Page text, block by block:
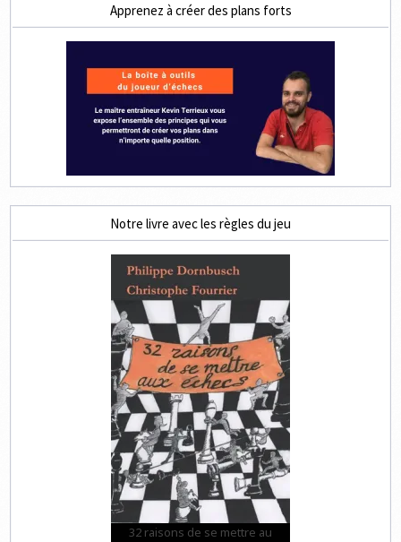
Apprenez à créer des plans forts
Notre livre avec les règles du jeu
32 raisons de se mettre au